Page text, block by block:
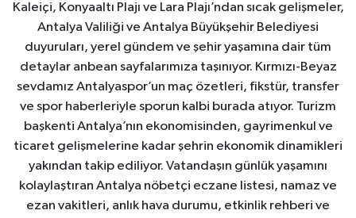
Kaleiçi, Konyaaltı Plajı ve Lara Plajı’ndan sıcak gelişmeler,
Antalya Valiliği ve Antalya Büyükşehir Belediyesi
duyuruları, yerel gündem ve şehir yaşamına dair tüm
detaylar anbean sayfalarımıza taşınıyor. Kırmızı-Beyaz
sevdamız Antalyaspor’un maç özetleri, fikstür, transfer
ve spor haberleriyle sporun kalbi burada atıyor. Turizm
başkenti Antalya’nın ekonomisinden, gayrimenkul ve
ticaret gelişmelerine kadar şehrin ekonomik dinamikleri
yakından takip ediliyor. Vatandaşın günlük yaşamını
kolaylaştıran Antalya nöbetçi eczane listesi, namaz ve
ezan vakitleri, anlık hava durumu, etkinlik rehberi ve